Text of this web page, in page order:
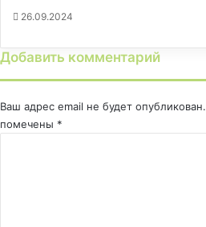
26.09.2024
Добавить комментарий
Ваш адрес email не будет опубликован.
помечены *